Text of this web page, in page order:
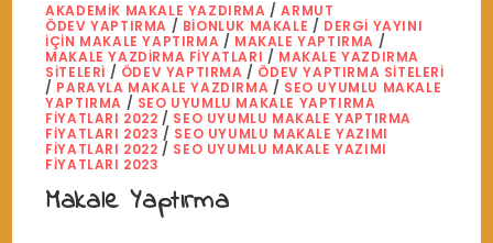
AKADEMIK MAKALE YAZDIRMA /ARMUT
ÖDEV YAPTIRMA / BIONLUK MAKALE / DERGI YAYINI
İÇIN MAKALE YAPTIRMA / MAKALE YAPTIRMA /
MAKALE YAZDIRMA FIYATLARI / MAKALE YAZDIRMA
SITELERI / ÖDEV YAPTIRMA / ÖDEV YAPTIRMA SITELERI
/ PARAYLA MAKALE YAZDIRMA / SEO UYUMLU MAKALE
YAPTIRMA / SEO UYUMLU MAKALE YAPTIRMA
FIYATLARI 2022 / SEO UYUMLU MAKALE YAPTIRMA
FIYATLARI 2023 / SEO UYUMLU MAKALE YAZIMI
FIYATLARI 2022 / SEO UYUMLU MAKALE YAZIMI
FIYATLARI 2023
Makale Yaptırma